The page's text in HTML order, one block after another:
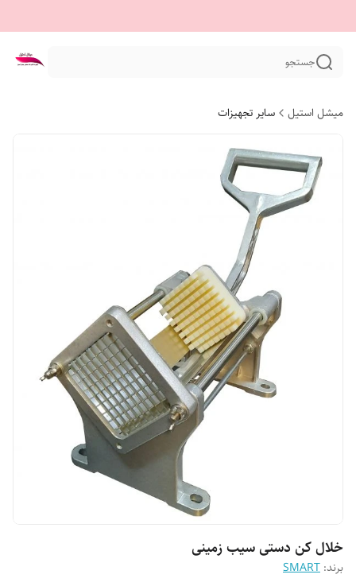
جستجو
میشل استیل سایر تجهیزات
خلال کن دستی سیب زمینی
برند: SMART